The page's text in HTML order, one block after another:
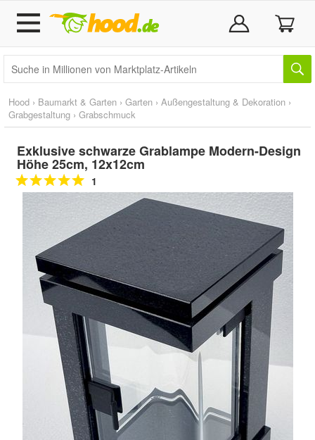
Hood › Baumarkt & Garten › Garten › Außengestaltung & Dekoration ›
Grabgestaltung › Grabschmuck
Exklusive schwarze Grablampe Modern-Design
Höhe 25cm, 12x12cm
1